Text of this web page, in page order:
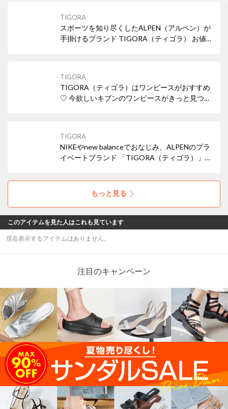
TIGORA
スポーツを知り尽くしたALPEN（アルペン）が
手掛けるブランド TIGORA（ティゴラ） お値
TIGORA
TIGORA（ティゴラ）はワンピースがおすすめ
♡ 今欲しいキブンのワンピースがきっと見つか
TIGORA
NIKEやnew balanceでおなじみ、ALPENのプラ
イベートブランド 「TIGORA（ティゴラ）」
た優秀アイテムがたくさんあるんです♡ 是非チ
ェックしてください~！
もっと見る
このアイテムを見た人はこれも見ています
現在表示するアイテムはありません。
注目のキャンペーン